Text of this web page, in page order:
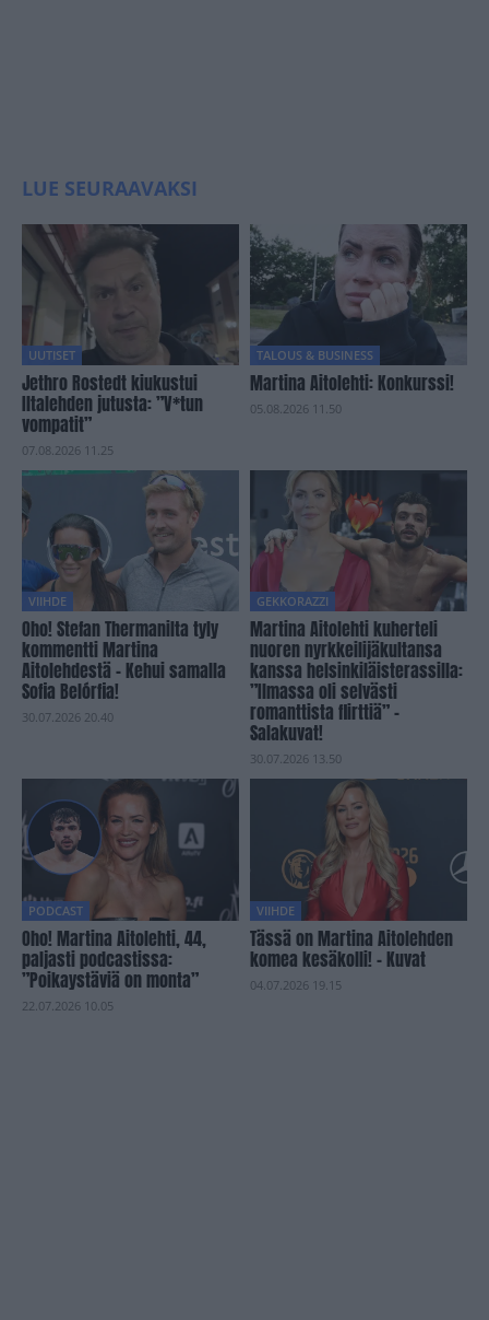
LUE SEURAAVAKSI
UUTISET
Jethro Rostedt kiukustui
Iltalehden jutusta: ”V*tun
vompatit”
07.08.2026 11.25
TALOUS & BUSINESS
Martina Aitolehti: Konkurssi!
05.08.2026 11.50
VIIHDE
Oho! Stefan Thermanilta tyly
kommentti Martina
Aitolehdestä – Kehui samalla
Sofia Belórfia!
30.07.2026 20.40
GEKKORAZZI
Martina Aitolehti kuherteli
nuoren nyrkkeilijäkultansa
kanssa helsinkiläisterassilla:
”Ilmassa oli selvästi
romanttista flirttiä” –
Salakuvat!
30.07.2026 13.50
PODCAST
Oho! Martina Aitolehti, 44,
paljasti podcastissa:
”Poikaystäviä on monta”
22.07.2026 10.05
VIIHDE
Tässä on Martina Aitolehden
komea kesäkolli! – Kuvat
04.07.2026 19.15